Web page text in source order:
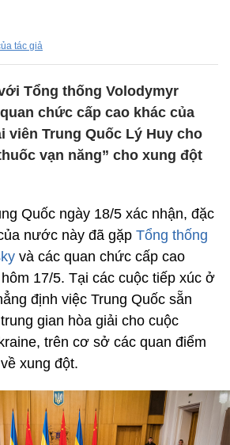
tác giả
Tổng thống Volodymyr
chức cấp cao khác của
viên Trung Quốc Lý Huy cho
vạn năng” cho xung đột
Quốc ngày 18/5 xác nhận, đặc
nước này đã gặp Tổng thống
và các quan chức cấp cao
17/5. Tại các cuộc tiếp xúc ở
định việc Trung Quốc sẵn
gian hòa giải cho cuộc
trên cơ sở các quan điểm
xung đột.